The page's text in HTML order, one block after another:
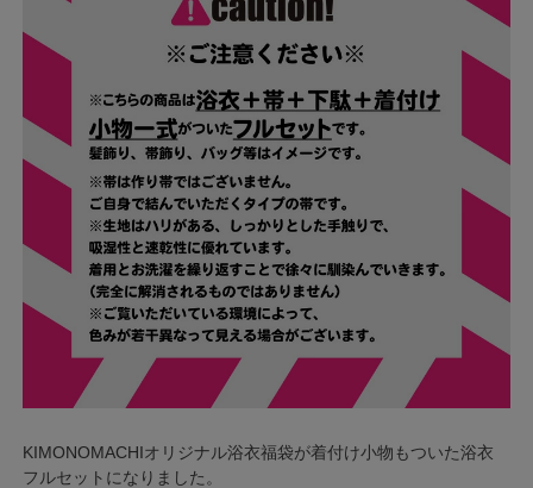
KIMONOMACHIオリジナル浴衣福袋が着付け小物もついた浴衣
フルセットになりました。